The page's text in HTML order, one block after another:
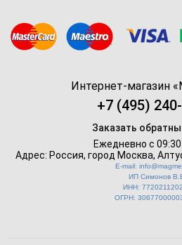
Интернет-магазин «
+7 (495)
Заказать
Ежедневно с
Адрес: Россия, город Москва,
E-mail:
ИП Симонов
ИНН:
ОГРН: